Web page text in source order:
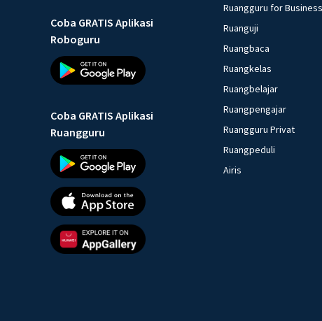
Coba GRATIS Aplikasi
Roboguru
Coba GRATIS Aplikasi
Ruangguru
Ruangguru for Business
Ruanguji
Ruangbaca
Ruangkelas
Ruangbelajar
Ruangpengajar
Ruangguru Privat
Ruangpeduli
Airis